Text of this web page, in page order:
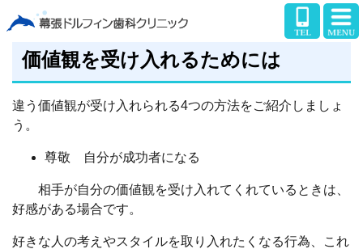
価値観を受け入れるためには
違う価値観が受け入れられる4つの方法をご紹介しましょ
う。
尊敬 自分が成功者になる
相手が自分の価値観を受け入れてくれているときは、
好感がある場合です。
好きな人の考えやスタイルを取り入れたくなる行為、これ